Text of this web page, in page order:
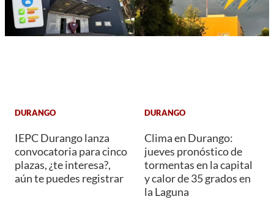
DURANGO
IEPC Durango lanza
convocatoria para cinco
plazas, ¿te interesa?,
aún te puedes registrar
DURANGO
Clima en Durango:
jueves pronóstico de
tormentas en la capital
y calor de 35 grados en
la Laguna